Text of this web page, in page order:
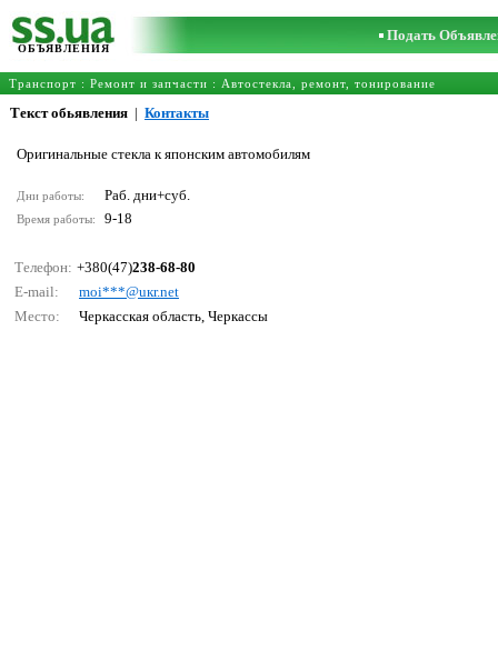
ОБЪЯВЛЕНИЯ
Подать
Транспорт : Ремонт и запчасти : Автостекла, ремонт, тонирование
Текст обьявления | Контакты
Оригинальные стекла к японским автомобилям
Дни работы: Раб. дни+суб.
Время работы: 9-18
Телефон: +380(47)238-68-80
E-mail:
mоi***@uкr.nеt
Место:
Черкасская область, Черкассы